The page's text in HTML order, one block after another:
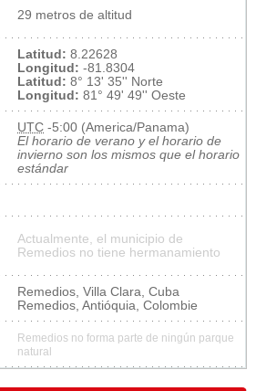
29 metros de altitud
Latitud: 8.22628
Longitud: -81.8304
Latitud: 8° 13' 35'' Norte
Longitud: 81° 49' 49'' Oeste
UTC -5:00 (America/Panama)
El horario de verano y el horario de
invierno son los mismos que el horario
estándar
Actualmente, el municipio de
Remedios no tiene hermanamiento
Remedios, Villa Clara, Cuba
Remedios, Antióquia, Colombie
Remedios no forma parte de ningún parque
natural